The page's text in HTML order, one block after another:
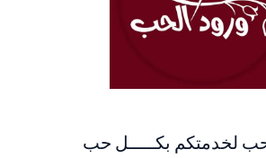
لخدمتكم بكـــــل حب